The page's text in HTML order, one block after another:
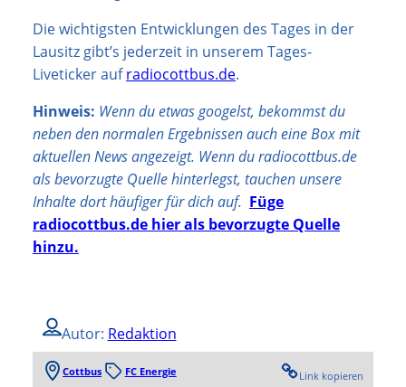
Die wichtigsten Entwicklungen des Tages in der
Lausitz gibt’s jederzeit in unserem Tages-
Liveticker aufradiocottbus.de.
Hinweis: Wenn du etwas googelst, bekommst du
neben den normalen Ergebnissen auch eine Box mit
aktuellen News angezeigt. Wenn du radiocottbus.de
als bevorzugte Quelle hinterlegst, tauchen unsere
Inhalte dort häufiger für dich auf. Füge
radiocottbus.de hier als bevorzugte Quelle
hinzu.
Autor: Redaktion
Cottbus FC Energie Link kopieren